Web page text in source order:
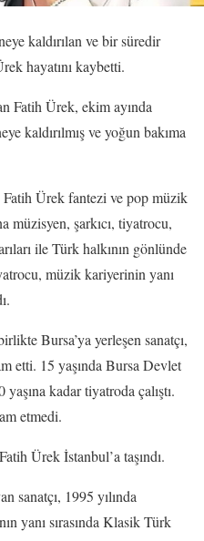
kaldırılan ve bir süredir
hayatını kaybetti.
Fatih Ürek, ekim ayında
kaldırılmış ve yoğun bakıma
Ürek fantezi ve pop müzik
müzisyen, şarkıcı, tiyatrocu,
ile Türk halkının gönlünde
müzik kariyerinin yanı
Bursa’ya yerleşen sanatçı,
etti. 15 yaşında Bursa Devlet
kadar tiyatroda çalıştı.
etmedi.
Ürek İstanbul’a taşındı.
sanatçı, 1995 yılında
yanı sırasında Klasik Türk